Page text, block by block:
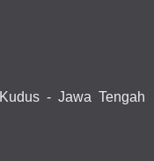
- Jawa Tengah